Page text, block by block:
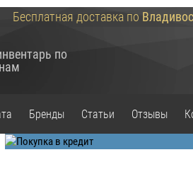
Бесплатная доставка по
по
Бренды Статьи Отзывы